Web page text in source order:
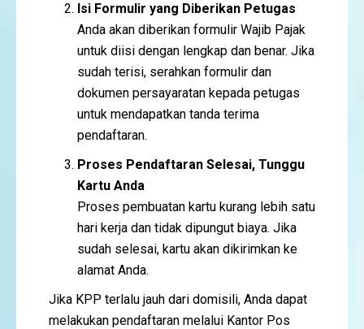
Isi Formulir yang Diberikan Petugas
Anda akan diberikan formulir Wajib Pajak
untuk diisi dengan lengkap dan benar. Jika
sudah terisi, serahkan formulir dan
dokumen persayaratan kepada petugas
untuk mendapatkan tanda terima
pendaftaran.
Proses Pendaftaran Selesai, Tunggu
Kartu Anda
Proses pembuatan kartu kurang lebih satu
hari kerja dan tidak dipungut biaya. Jika
sudah selesai, kartu akan dikirimkan ke
alamat Anda.
Jika KPP terlalu jauh dari domisili, Anda dapat
melakukan pendaftaran melalui Kantor Pos